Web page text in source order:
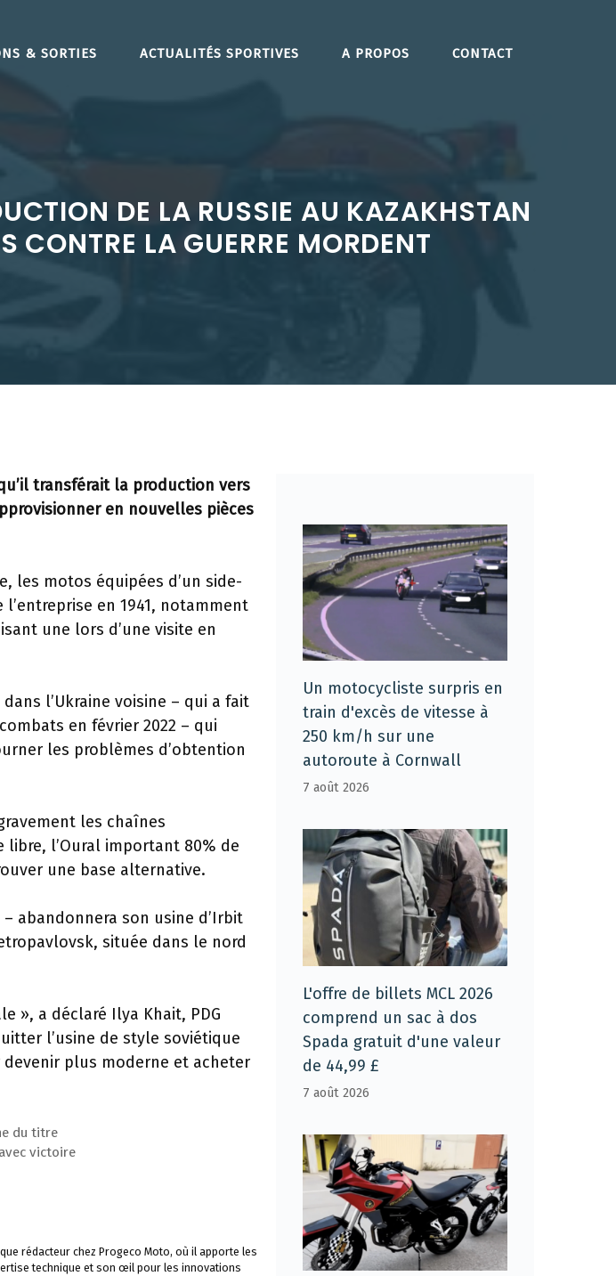
& SORTIES ACTUALITÉS SPORTIVES A PROPOS CONTACT
DE LA RUSSIE AU KAZAKHSTAN
CONTRE LA GUERRE MORDENT
transférait la production vers
en nouvelles pièces
les motos équipées d’un side-
en 1941, notamment
une lors d’une visite en
l’Ukraine voisine – qui a fait
en février 2022 – qui
les problèmes d’obtention
les chaînes
l’Oural important 80% de
une base alternative.
abandonnera son usine d’Irbit
située dans le nord
», a déclaré Ilya Khait, PDG
l’usine de style soviétique
plus moderne et acheter
du titre
victoire
rédacteur chez Progeco Moto, où il apporte les
technique et son œil pour les innovations
Un motocycliste surpris en
train d'excès de vitesse à
250 km/h sur une
autoroute à Cornwall
7 août 2026
L'offre de billets MCL 2026
comprend un sac à dos
Spada gratuit d'une valeur
de 44,99 £
7 août 2026